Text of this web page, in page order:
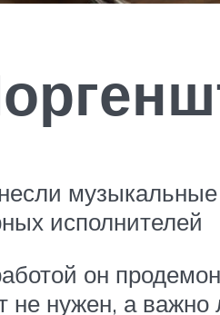
исполнителей
он
не нужен, а